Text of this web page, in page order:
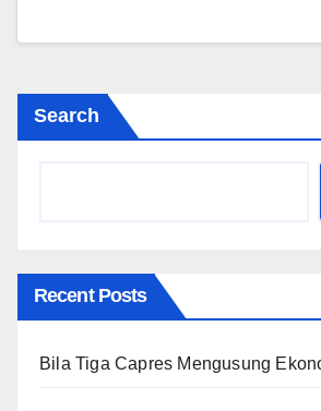
Search
Recent Posts
Bila Tiga Capres Mengusung